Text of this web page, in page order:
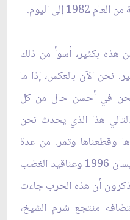
إلى اليوم.
بكثير، أسوأ من ذلك
نحن الآن بالعكس، إذا ما
في أحسن حال من كل
هذا الذي يحدث نحن
وقطعناها وتمر. من عدة
أيام كانت مناسبة ذكرى حرب نيسان 1996 وعناقيد الغضب
أن هذه الحرب جاءت
منتجع شرم الشيخ،